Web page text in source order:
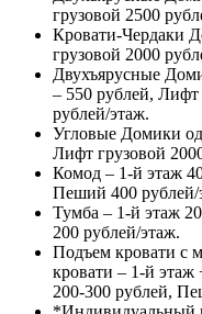
грузовой 2500
Кровати-Чердаки
грузовой 2000
Двухъярусные
– 550 рублей,
рублей/этаж.
Угловые Домики
Лифт грузовой
Комод – 1-й этаж
Пеший 400 рублей/
Тумба – 1-й этаж
200 рублей/этаж.
Подъем кровати с
кровати – 1-й этаж
200-300 рублей,